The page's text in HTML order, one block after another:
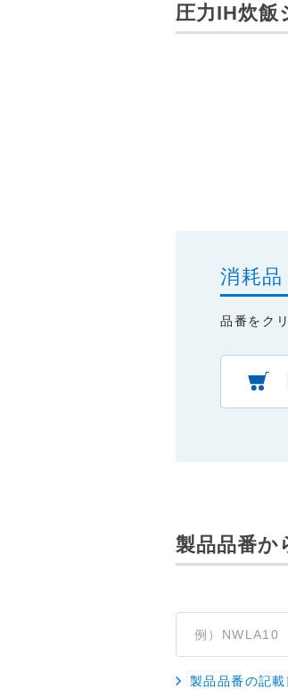
みまもりほっ
本サイトに
はありませ
・掲載され
・掲載され
圧力IH炊飯
消耗
品番をク
製品品番か
製品品番の記載